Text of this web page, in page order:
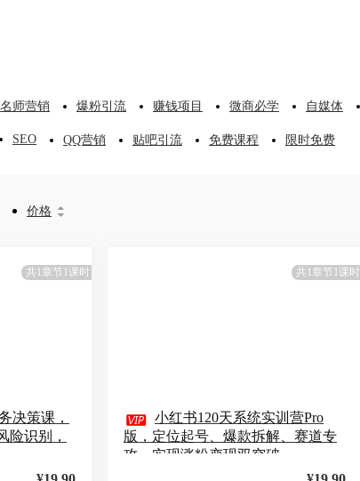
名师营销 爆粉引流 赚钱项目 微商必学 自媒体
SEO QQ营销 贴吧引流 免费课程 限时免费
价格 

共1章节1课时
决策课，
险识别，
共1章节1课时
 小红书120天系统实训营Pro
版，定位起号、爆款拆解、赛道专
攻，实现涨粉变现双突破